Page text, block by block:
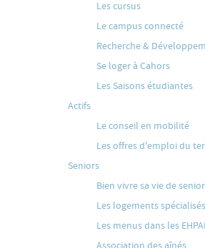
Les cursus
Le campus connecté
Recherche &
Se loger à Cahors
Les Saisons étudiantes
Actifs
Le conseil en mobilité
Les offres d'emploi du
Seniors
Bien vivre sa vie de senior
Les logements spécialisés
Les menus dans les